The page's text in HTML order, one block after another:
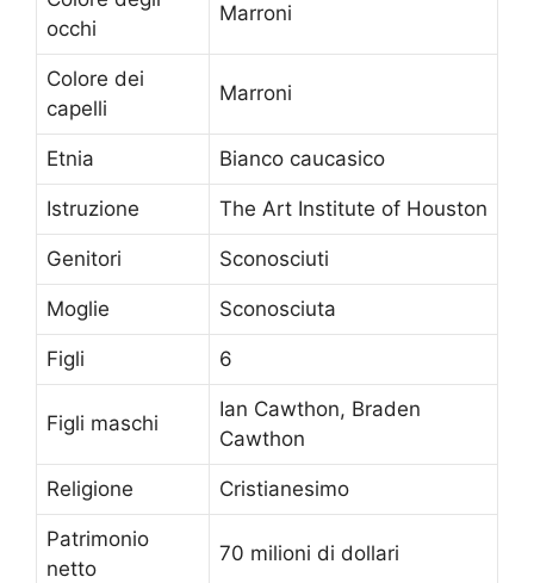
occhi
Marroni
Colore dei
capelli
Marroni
Etnia Bianco caucasico
Istruzione The Art Institute of Houston
Genitori Sconosciuti
Moglie Sconosciuta
Figli 6
Figli maschi
Ian Cawthon, Braden
Cawthon
Religione Cristianesimo
Patrimonio
netto
70 milioni di dollari